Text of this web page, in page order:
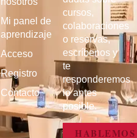
Mi panel de
aprendizaje
Acceso
Registro
Contacto
cursos,
colaboraciones
o reservas,
escríbenos y
te
responderemos
lo antes
posible.
HABLEMOS